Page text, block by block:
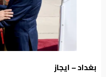
بغداد – ايجاز